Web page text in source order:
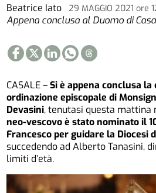
Beatrice Iato 29 MAGGIO 2021ore
Appena conclusa al Duomo di
CASALE –Si è appena conclusa
ordinazione episcopale di
Devasini, tenutasi questa mattina
neo-vescovo è stato nominato il
Francesco per guidare la Diocesi
succedendo ad Alberto Tanasini,
limiti d’età.